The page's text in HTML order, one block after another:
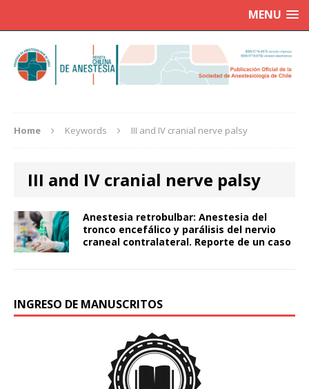
MENU
Home Keywords III and IV cranial nerve palsy
III and IV cranial nerve palsy
Anestesia retrobulbar: Anestesia del
tronco encefálico y parálisis del nervio
craneal contralateral. Reporte de un caso
INGRESO DE MANUSCRITOS